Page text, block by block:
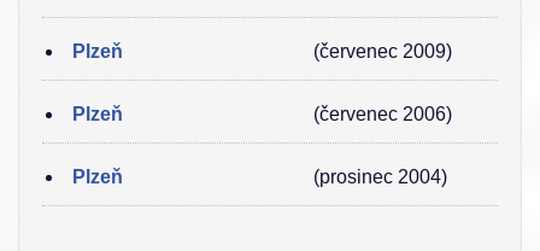
Plzeň (červenec 2009)
Plzeň (červenec 2006)
Plzeň (prosinec 2004)